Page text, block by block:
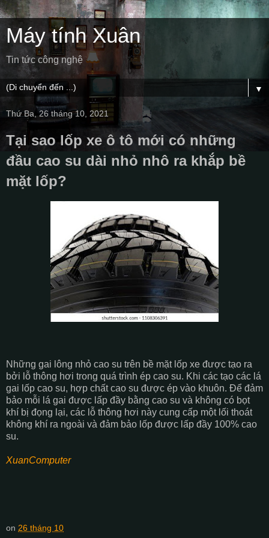
Máy tính Xuân
Tin tức công nghệ
▼
Thứ Ba, 26 tháng 10, 2021
Tại sao lốp xe ô tô mới có những
đầu cao su dài nhỏ nhô ra khắp bề
mặt lốp?
Những gai lông nhỏ cao su trên bề mặt lốp xe được tạo ra
bởi lỗ thông hơi trong quá trình ép cao su. Khi các tạo các lá
gai lốp cao su, hợp chất cao su được ép vào khuôn. Để đảm
bảo mỗi lá gai được lấp đầy bằng cao su và không có bọt
khí bị đọng lại, các lỗ thông hơi này cung cấp một lối thoát
không khí ra ngoài và đảm bảo lốp được lấp đầy 100% cao
su.
XuanComputer
on 26 tháng 10